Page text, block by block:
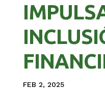
FEB 2, 2025